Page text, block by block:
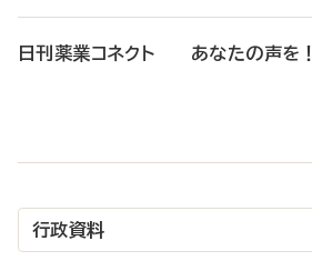
日刊薬業コネクト あなたの声を！
行政資料